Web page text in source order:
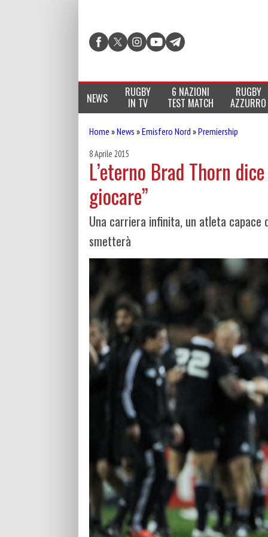
NEWS RUGBY
IN TV
6 NAZIONI
TEST MATCH
RUGBY
AZZURRO
Home »News »Emisfero Nord »Premiership
8 Aprile 2015
L’eterno Brad Thorn
giocare”
Una carriera infinita, un atleta capace
smetterà